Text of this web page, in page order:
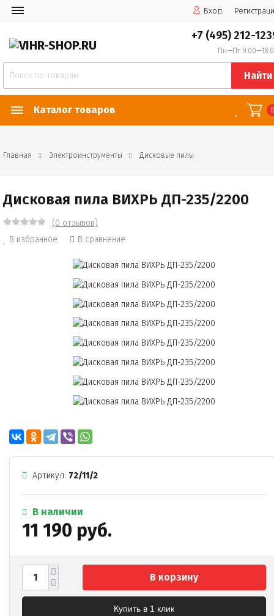
Вход
+7 (495) 212-
Пн—Пт
Найти
Каталог товаров
Главная Электроинструменты Дисковые пилы
Дисковая пила ВИХРЬ ДП-235/2200
(0 отзывов)
В избранное
В сравнение
Артикул: 72/11/2
В наличии
11 190 руб.
В корзину
Купить в 1 клик